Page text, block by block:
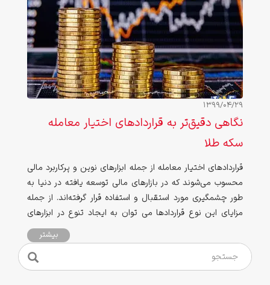
1399/04/29
نگاهی دقیق‌تر به قراردادهای اختیار معامله
سکه طلا
قراردادهای اختیار معامله از جمله ابزارهای نوین و پرکاربرد مالی
محسوب می‏‌شوند که در بازارهای مالی توسعه ‏یافته در دنیا به
طور چشمگیری مورد استقبال و استفاده قرار گرفته‌اند. از جمله
مزایای این نوع قراردادها می توان به ایجاد تنوع در ابزارهای
سرمایه‌گذاری، مدیریت و کنترل بهینه ریسک دارایی‌ها و
بهره‌‏مندی از مزایای اثرات اهرمی آن‌ها در بازار سرمایه اشاره کرد.
بیشتر